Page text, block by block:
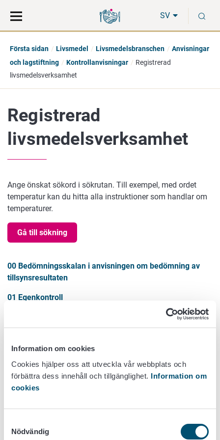
Information om cookies
Cookies hjälper oss att utveckla vår webbplats och
förbättra dess innehåll och tillgänglighet. Information om
cookies
Nödvändig
direkt
till
på
hela
SV
Första sidan Livsmedel Livsmedelsbranschen
Anvisningar
och lagstiftning
Kontrollanvisningar
Registrerad
livsmedelsverksamhet
Registrerad
livsmedelsverksamhet
Ange önskat sökord i sökrutan. Till exempel, med ordet
temperatur kan du hitta alla instruktioner som handlar om
temperaturer.
Gå till sökning
00 Bedömningsskalan i anvisningen om bedömning av
tillsynsresultaten
01 Egenkontroll
02 Lokalernas och redskapens lämplighet, tillräcklighet
och underhåll
03 Lokalernas, ytornas och redskapens renhet
04 Personalens arbete och utbildning
05 Livsmedlens produktions- eller hanteringshygien
06 Kontrollen av livsmedlens temperaturer
07 Försäljningen och serveringen